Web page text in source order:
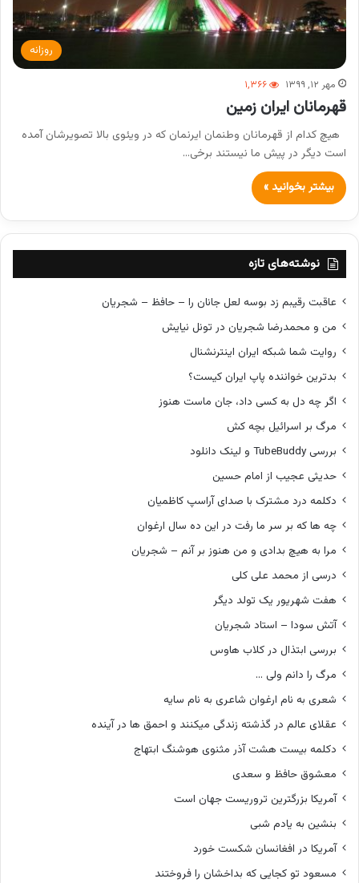
روزانه
مهر ۱۲, ۱۳۹۹ ۱,۳۶۶
قهرمانان ایران زمین
هیچ کدام از قهرمانان وطنمان ایرنمان که در ویئوی بالا تصویرشان آمده
است دیگر در پیش ما نیستند برخی…
بیشتر بخوانید »
نوشته‌های تازه
عاقبت رقیبم زد بوسه لعل جانان را – حافظ – شجریان
من و محمدرضا شجریان در تونل نیایش
روایت شما شبکه ایران اینترنشنال
بدترین خواننده پاپ ایران کیست؟
اگر چه دل به کسی داد، جان ماست هنوز
مرگ بر اسرائیل بچه کش
بررسی TubeBuddy و لینک دانلود
حدیثی عجیب از امام حسین
دکلمه درد مشترک با صدای آراسپ کاظمیان
چه ها که بر سر ما رفت در این ده سال ارغوان
مرا به هیچ بدادی و من هنوز بر آنم – شجریان
درسی از محمد علی کلی
هفت شهریور یک تولد دیگر
آتش سودا – استاد شجریان
بررسی ابتذال در کلاب هاوس
مرگ را دانم ولی …
شعری به نام ارغوان شاعری به نام سایه
عقلای عالم در گذشته زندگی میکنند و احمق ها در آینده
دکلمه بیست هشت آذر مثنوی هوشنگ ابتهاج
معشوق حافظ و سعدی
آمریکا بزرگترین تروریست جهان است
بنشین به یادم شبی
آمریکا در افغانسان شکست خورد
مسعود تو کجایی که بداخشان را فروختند